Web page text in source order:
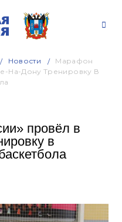
Новости
Марафон
На-Дону Тренировку В
провёл в
в